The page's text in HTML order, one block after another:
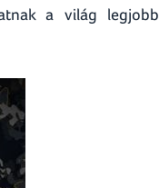
a világ legjobb